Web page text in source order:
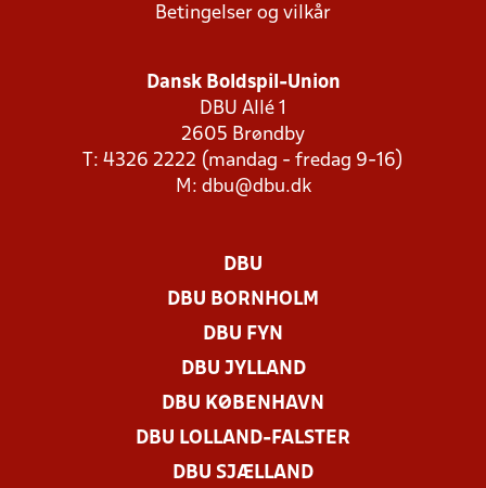
Betingelser og vilkår
Dansk Boldspil-Union
DBU Allé 1
2605 Brøndby
T: 4326 2222 (mandag - fredag 9-16)
M: dbu@dbu.dk
DBU
DBU BORNHOLM
DBU FYN
DBU JYLLAND
DBU KØBENHAVN
DBU LOLLAND-FALSTER
DBU SJÆLLAND